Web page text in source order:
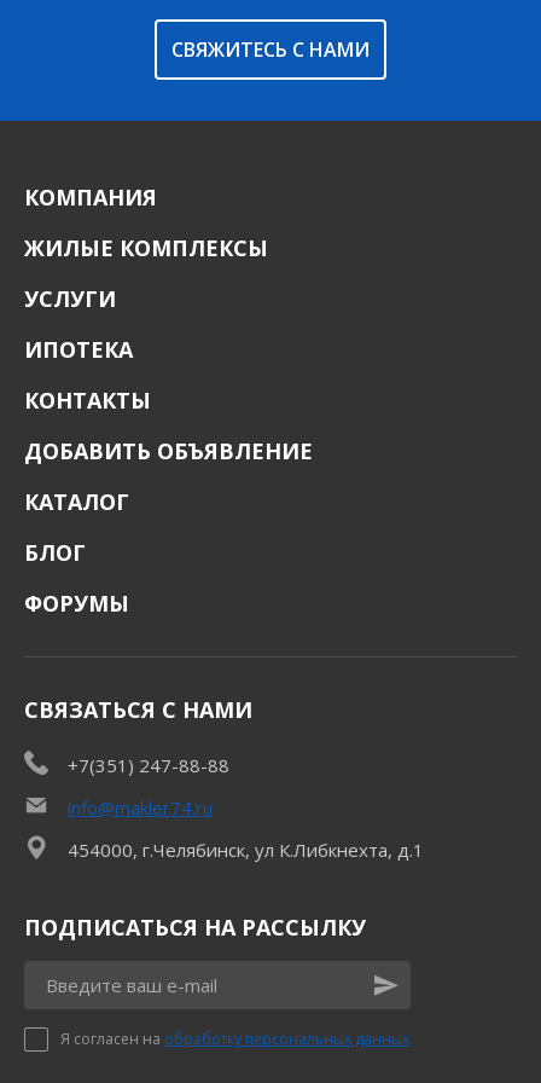
СВЯЖИТЕСЬ С НАМИ
КОМПАНИЯ
ЖИЛЫЕ КОМПЛЕКСЫ
УСЛУГИ
ИПОТЕКА
КОНТАКТЫ
ДОБАВИТЬ ОБЪЯВЛЕНИЕ
КАТАЛОГ
БЛОГ
ФОРУМЫ
СВЯЗАТЬСЯ С НАМИ
+7(351) 247-88-88
info@makler74.ru
454000, г.Челябинск, ул К.Либкнехта, д.1
ПОДПИСАТЬСЯ НА РАССЫЛКУ
Я согласен на обработку персональных данных